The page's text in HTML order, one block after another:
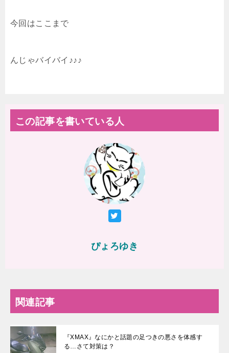
今回はここまで
んじゃバイバイ♪♪♪
この記事を書いている人
ぴょろゆき
関連記事
『XMAX』なにかと話題の足つきの悪さを体感す
る…さて対策は？